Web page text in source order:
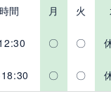
間
月 火
〇 〇
〇 〇